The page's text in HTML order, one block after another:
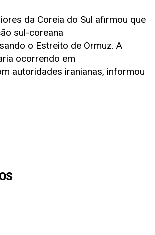
da Coreia do Sul afirmou que
sul-coreana
o Estreito de Ormuz. A
ocorrendo em
autoridades iranianas, informou